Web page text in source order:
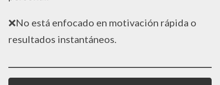
❌No está enfocado en motivación rápida o
resultados instantáneos.